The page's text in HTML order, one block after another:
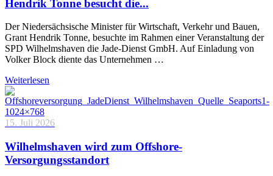
Hendrik Tonne besucht die...
Der Niedersächsische Minister für Wirtschaft, Verkehr und Bauen,
Grant Hendrik Tonne, besuchte im Rahmen einer Veranstaltung der
SPD Wilhelmshaven die Jade-Dienst GmbH. Auf Einladung von
Volker Block diente das Unternehmen …
Weiterlesen
15. Juli 2026
Wilhelmshaven wird zum Offshore-
Versorgungsstandort